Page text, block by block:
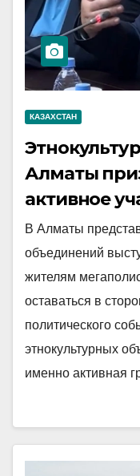
КАЗАХСТАН
Алматы
активное
В Алматы
объединений
жителям
оставаться в
политического
этнокультурных
именно активная